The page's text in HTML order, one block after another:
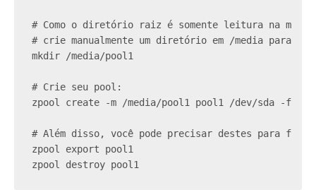
# Como o diretório raiz é somente leitura na
# crie manualmente um diretório em /media para
mkdir /media/pool1
# Crie seu pool:
zpool create -m /media/pool1 pool1 /dev/sda -f
# Além disso, você pode precisar destes para fins
zpool export pool1
zpool destroy pool1